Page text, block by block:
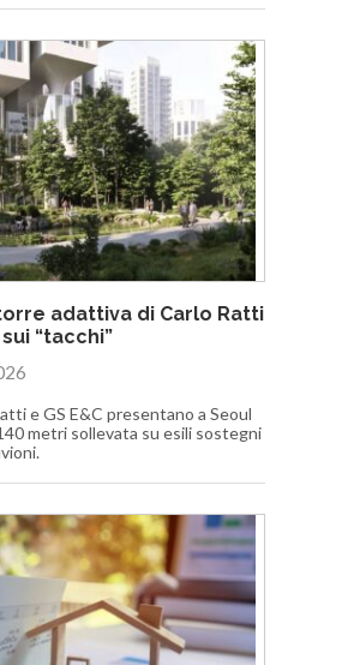
adattiva di Carlo Ratti
“tacchi”
e GS E&C presentano a Seoul
metri sollevata su esili sostegni